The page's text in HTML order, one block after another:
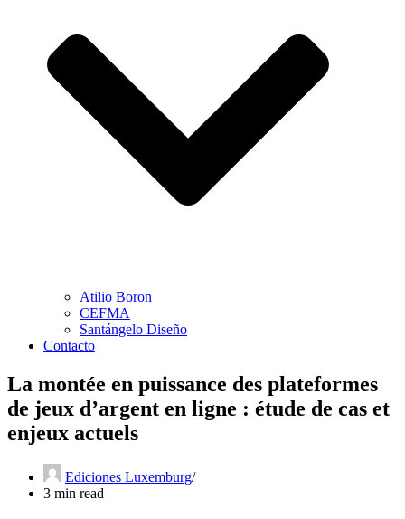
Atilio Boron
CEFMA
Santángelo Diseño
Contacto
La montée en puissance des plateformes
de jeux d’argent en ligne : étude de cas et
enjeux actuels
Ediciones Luxemburg
3 min read